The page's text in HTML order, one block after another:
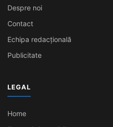
Despre noi
Contact
Echipa redacțională
Publicitate
LEGAL
Home